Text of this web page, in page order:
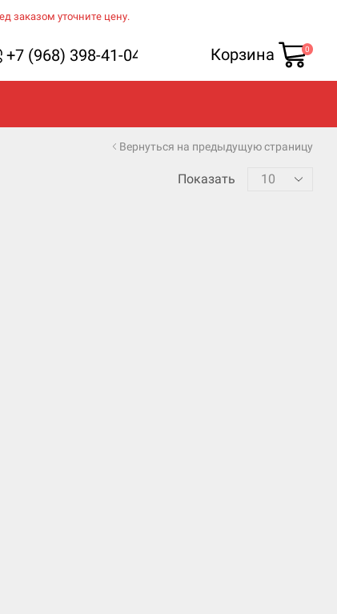
заказом уточните цену.
+7 (968) 398-41-04 Корзина 0
Вернуться на предыдущую страницу
Показать